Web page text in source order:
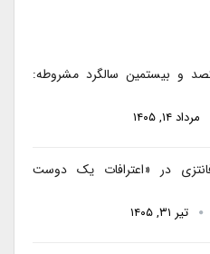
و بیستمین سالگرد مشروطه:
۱۴, ۱۴۰۵
در «اعترافات یک دوست
تیر ۳۱, ۱۴۰۵